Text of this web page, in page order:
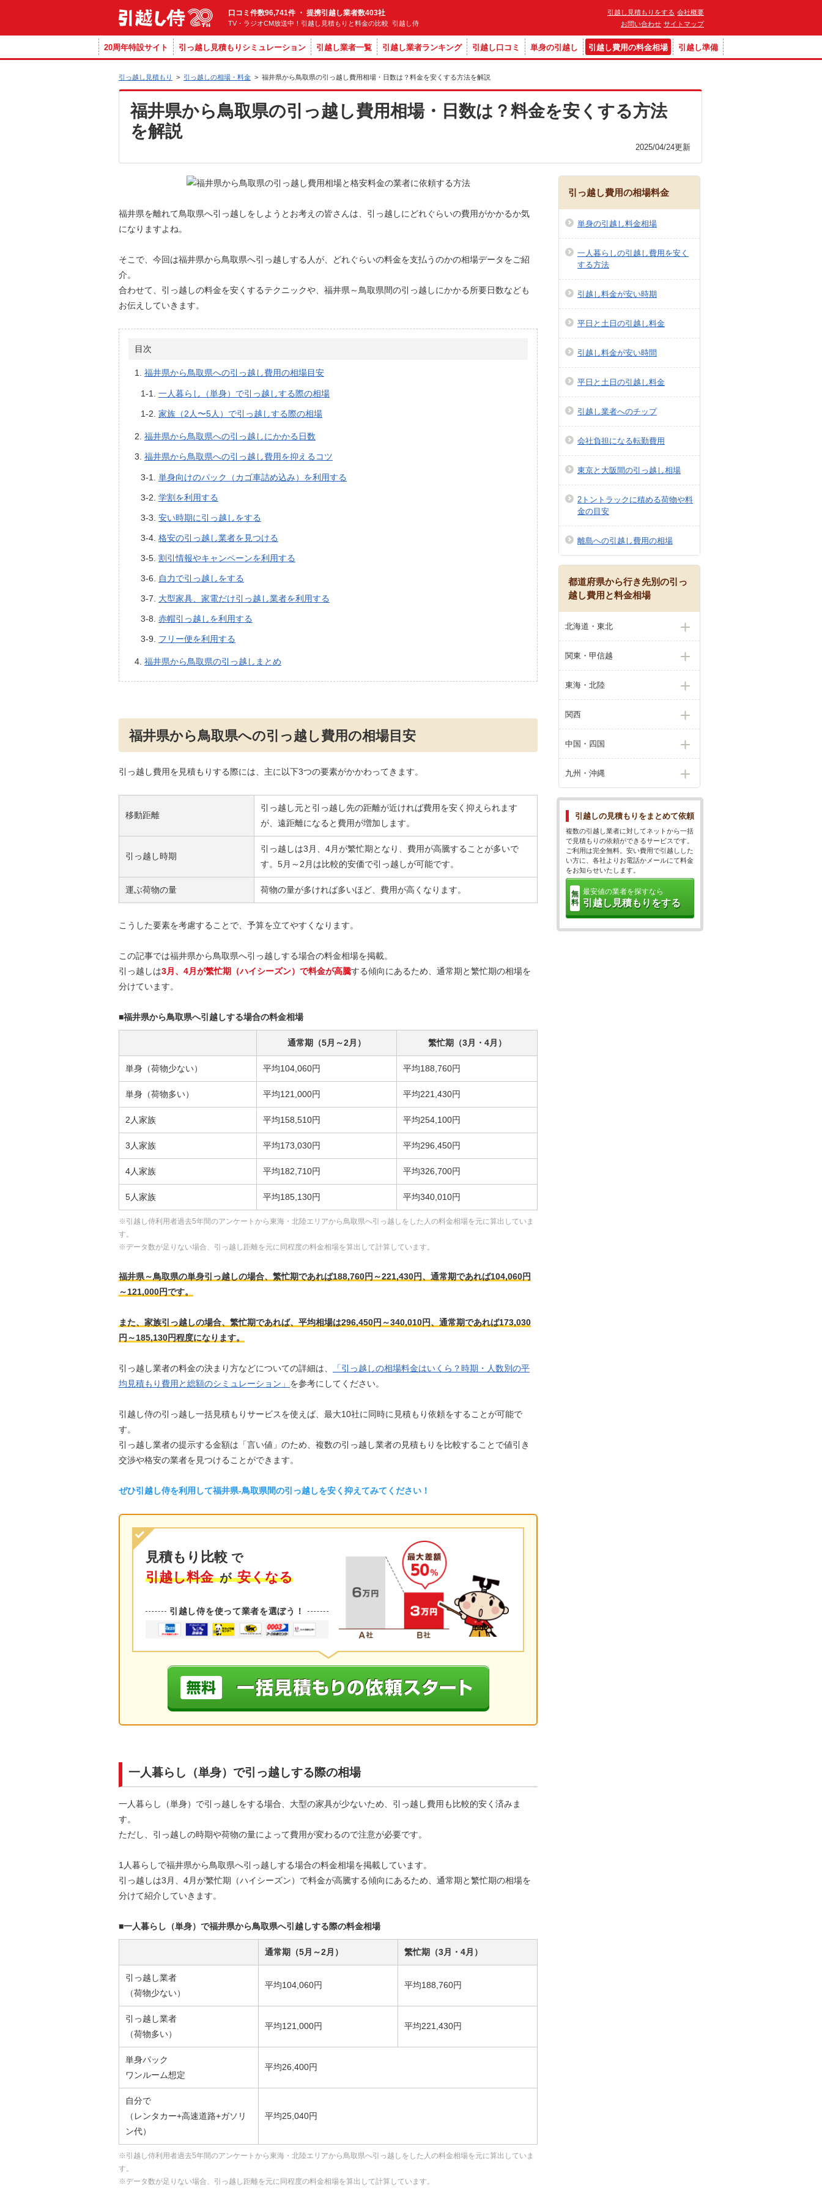
口コミ件数96,741件 ・ 提携引越し業者数403社
TV・ラジオCM放送中！引越し見積もりと料金の比較 引越し侍
引越し見積もりをする 会社概要
お問い合わせ サイトマップ
20周年特設サイト 引っ越し見積もりシミュレーション 引越し業者一覧 引越し業者ランキング 引越し口コミ 単身の引越し 引越し費用の料金相場 引越し準備
引っ越し見積もり > 引っ越しの相場・料金 > 福井県から鳥取県の引っ越し費用相場・日数は？料金を安くする方法を解説
福井県から鳥取県の引っ越し費用相場・日数は？料金を安くする方法
を解説
2025/04/24更新
福井県を離れて鳥取県へ引っ越しをしようとお考えの皆さんは、引っ越しにどれぐらいの費用がかかるか気
になりますよね。
そこで、今回は福井県から鳥取県へ引っ越しする人が、どれぐらいの料金を支払うのかの相場データをご紹
介。
合わせて、引っ越しの料金を安くするテクニックや、福井県～鳥取県間の引っ越しにかかる所要日数なども
お伝えしていきます。
目次
福井県から鳥取県への引っ越し費用の相場目安
一人暮らし（単身）で引っ越しする際の相場
家族（2人〜5人）で引っ越しする際の相場
福井県から鳥取県への引っ越しにかかる日数
福井県から鳥取県への引っ越し費用を抑えるコツ
単身向けのパック（カゴ車詰め込み）を利用する
学割を利用する
安い時期に引っ越しをする
格安の引っ越し業者を見つける
割引情報やキャンペーンを利用する
自力で引っ越しをする
大型家具、家電だけ引っ越し業者を利用する
赤帽引っ越しを利用する
フリー便を利用する
福井県から鳥取県の引っ越しまとめ
福井県から鳥取県への引っ越し費用の相場目安
引っ越し費用を見積もりする際には、主に以下3つの要素がかかわってきます。
移動距離
引っ越し元と引っ越し先の距離が近ければ費用を安く抑えられます
が、遠距離になると費用が増加します。
引っ越し時期
引っ越しは3月、4月が繁忙期となり、費用が高騰することが多いで
す。5月～2月は比較的安価で引っ越しが可能です。
運ぶ荷物の量 荷物の量が多ければ多いほど、費用が高くなります。
こうした要素を考慮することで、予算を立てやすくなります。
この記事では福井県から鳥取県へ引っ越しする場合の料金相場を掲載。
引っ越しは3月、4月が繁忙期（ハイシーズン）で料金が高騰する傾向にあるため、通常期と繁忙期の相場を
分けています。
■福井県から鳥取県へ引越しする場合の料金相場
通常期（5月～2月） 繁忙期（3月・4月）
単身（荷物少ない） 平均104,060円 平均188,760円
単身（荷物多い） 平均121,000円 平均221,430円
2人家族 平均158,510円 平均254,100円
3人家族 平均173,030円 平均296,450円
4人家族 平均182,710円 平均326,700円
5人家族 平均185,130円 平均340,010円
※引越し侍利用者過去5年間のアンケートから東海・北陸エリアから鳥取県へ引っ越しをした人の料金相場を元に算出していま
す。
※データ数が足りない場合、引っ越し距離を元に同程度の料金相場を算出して計算しています。
福井県～鳥取県の単身引っ越しの場合、繁忙期であれば188,760円～221,430円、通常期であれば104,060円
～121,000円です。
また、家族引っ越しの場合、繁忙期であれば、平均相場は296,450円～340,010円、通常期であれば173,030
円～185,130円程度になります。
引っ越し業者の料金の決まり方などについての詳細は、
「引っ越しの相場料金はいくら？時期・人数別の平
均見積もり費用と総額のシミュレーション」 を参考にしてください。
引越し侍の引っ越し一括見積もりサービスを使えば、最大10社に同時に見積もり依頼をすることが可能で
す。
引っ越し業者の提示する金額は「言い値」のため、複数の引っ越し業者の見積もりを比較することで値引き
交渉や格安の業者を見つけることができます。
ぜひ引越し侍を利用して福井県-鳥取県間の引っ越しを安く抑えてみてください！
見積もり比較 で
引越し料金 が 安くなる
引越し侍を使って業者を選ぼう！
一人暮らし（単身）で引っ越しする際の相場
一人暮らし（単身）で引っ越しをする場合、大型の家具が少ないため、引っ越し費用も比較的安く済みま
す。
ただし、引っ越しの時期や荷物の量によって費用が変わるので注意が必要です。
1人暮らしで福井県から鳥取県へ引っ越しする場合の料金相場を掲載しています。
引っ越しは3月、4月が繁忙期（ハイシーズン）で料金が高騰する傾向にあるため、通常期と繁忙期の相場を
分けて紹介していきます。
■一人暮らし（単身）で福井県から鳥取県へ引越しする際の料金相場
通常期（5月～2月） 繁忙期（3月・4月）
引っ越し業者
（荷物少ない）
平均104,060円 平均188,760円
引っ越し業者
（荷物多い）
平均121,000円 平均221,430円
単身パック
ワンルーム想定
平均26,400円
自分で
（レンタカー+高速道路+ガソリ
ン代）
平均25,040円
※引越し侍利用者過去5年間のアンケートから東海・北陸エリアから鳥取県へ引っ越しをした人の料金相場を元に算出していま
す。
※データ数が足りない場合、引っ越し距離を元に同程度の料金相場を算出して計算しています。
引っ越し費用の相場料金
単身の引越し料金相場
一人暮らしの引越し費用を安く
する方法
引越し料金が安い時期
平日と土日の引越し料金
引越し料金が安い時間
平日と土日の引越し料金
引越し業者へのチップ
会社負担になる転勤費用
東京と大阪間の引っ越し相場
2トントラックに積める荷物や料
金の目安
離島への引越し費用の相場
都道府県から行き先別の引っ
越し費用と料金相場
北海道・東北
関東・甲信越
東海・北陸
関西
中国・四国
九州・沖縄
引越しの見積もりをまとめて依頼
複数の引越し業者に対してネットから一括
で見積もりの依頼ができるサービスです。
ご利用は完全無料。安い費用で引越しした
い方に、各社よりお電話かメールにて料金
をお知らせいたします。
無
料
最安値の業者を探すなら
引越し見積もりをする